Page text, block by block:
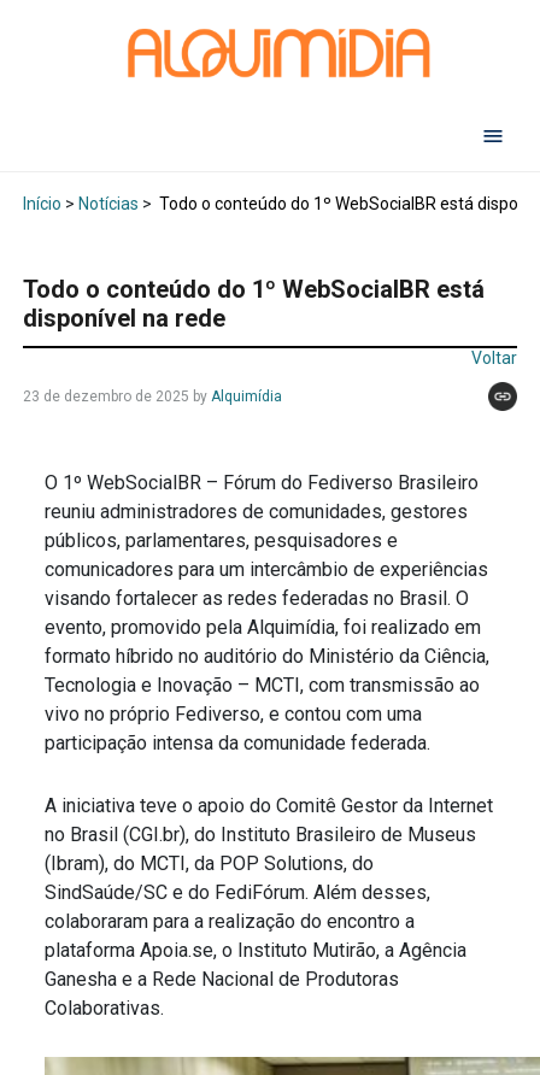
Início > Notícias > Todo o conteúdo do 1º WebSocialBR está
Todo o conteúdo do 1º WebSocialBR está
disponível na rede
Voltar
23 de dezembro de 2025 by Alquimídia
O 1º WebSocialBR – Fórum do Fediverso Brasileiro
reuniu administradores de comunidades, gestores
públicos, parlamentares, pesquisadores e
comunicadores para um intercâmbio de experiências
visando fortalecer as redes federadas no Brasil. O
evento, promovido pela Alquimídia, foi realizado em
formato híbrido no auditório do Ministério da Ciência,
Tecnologia e Inovação – MCTI, com transmissão ao
vivo no próprio Fediverso, e contou com uma
participação intensa da comunidade federada.
A iniciativa teve o apoio do Comitê Gestor da Internet
no Brasil (CGI.br), do Instituto Brasileiro de Museus
(Ibram), do MCTI, da POP Solutions, do
SindSaúde/SC e do FediFórum. Além desses,
colaboraram para a realização do encontro a
plataforma Apoia.se, o Instituto Mutirão, a Agência
Ganesha e a Rede Nacional de Produtoras
Colaborativas.